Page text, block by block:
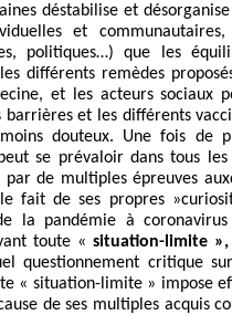
déstabilise et
et
politiques…) que les
différents remèdes
et les acteurs sociaux
et les différents
douteux. Une fois de
se prévaloir dans tous
par de multiples épreuves
fait de ses propres
pandémie à coronavirus
toute «situation-limite »,
questionnement critique
« situation-limite » impose
de ses multiples acquis